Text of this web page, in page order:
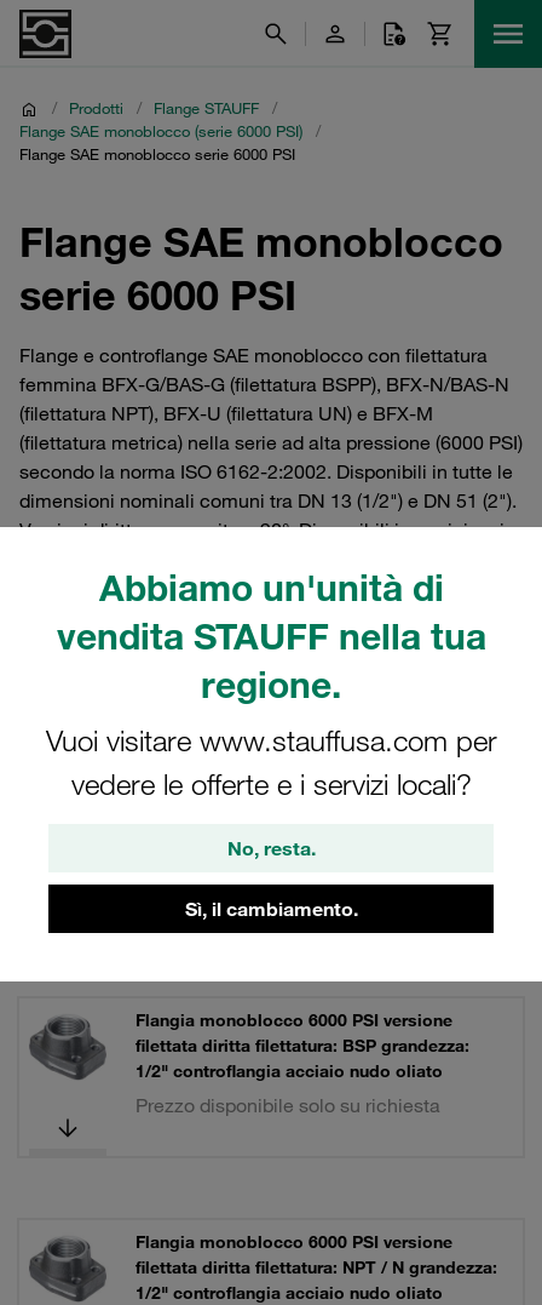
Abbiamo un'unità di
vendita STAUFF nella tua
regione.
Vuoi visitare www.stauffusa.com per
vedere le offerte e i servizi locali?
No, resta.
Sì, il cambiamento.
/ Prodotti / Flange STAUFF
/
Flange SAE monoblocco (serie 6000 PSI)
/
Flange SAE monoblocco serie 6000 PSI
Flange SAE monoblocco
serie 6000 PSI
Flange e controflange SAE monoblocco con filettatura
femmina BFX-G/BAS-G (filettatura BSPP), BFX-N/BAS-N
(filettatura NPT), BFX-U (filettatura UN) e BFX-M
(filettatura metrica) nella serie ad alta pressione (6000 PSI)
secondo la norma ISO 6162-2:2002. Disponibili in tutte le
dimensioni nominali comuni tra DN 13 (1/2") e DN 51 (2").
Versioni diritte e a gomito a 90°. Disponibili in acciaio o in
bulloni, rondelle di sicurezza e O-ring.
Flange SAE monoblocco (serie 6000 PSI)
Griglia Elenco
Flangia monoblocco 6000 PSI versione
filettata diritta filettatura: BSP grandezza:
1/2" controflangia acciaio nudo oliato
Prezzo disponibile solo su richiesta
Flangia monoblocco 6000 PSI versione
filettata diritta filettatura: NPT / N grandezza:
1/2" controflangia acciaio nudo oliato